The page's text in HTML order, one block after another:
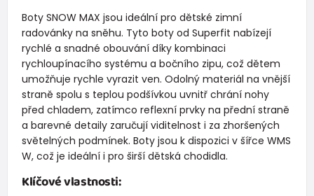
Boty SNOW MAX jsou ideální pro dětské zimní
radovánky na sněhu. Tyto boty od Superfit nabízejí
rychlé a snadné obouvání díky kombinaci
rychloupínacího systému a bočního zipu, což dětem
umožňuje rychle vyrazit ven. Odolný materiál na vnější
straně spolu s teplou podšívkou uvnitř chrání nohy
před chladem, zatímco reflexní prvky na přední straně
a barevné detaily zaručují viditelnost i za zhoršených
světelných podmínek. Boty jsou k dispozici v šířce WMS
W, což je ideální i pro širší dětská chodidla.
Klíčové vlastnosti: